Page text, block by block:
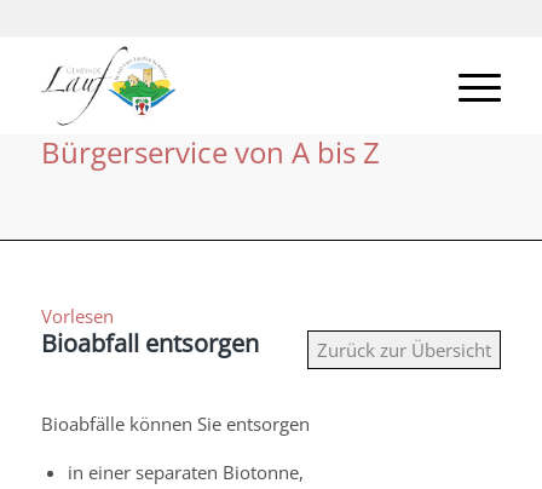
Bürgerservice von A bis Z
Vorlesen
Bioabfall entsorgen Zurück zur Übersicht
Bioabfälle können Sie entsorgen
in einer separaten Biotonne,